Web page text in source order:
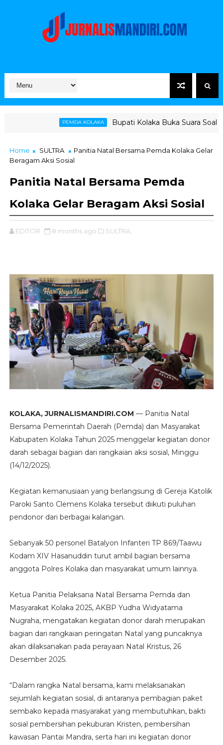
Bupati Kolaka Buka Suara Soal Ketegangan Jalur
Home SULTRA
Panitia Natal Bersama Pemda Kolaka Gelar
Beragam Aksi Sosial
Panitia Natal Bersama Pemda
Kolaka Gelar Beragam Aksi Sosial
EDITOR 8 months ago SULTRA,
KOLAKA, JURNALISMANDIRI.COM — Panitia Natal
Bersama Pemerintah Daerah (Pemda) dan Masyarakat
Kabupaten Kolaka Tahun 2025 menggelar kegiatan donor
darah sebagai bagian dari rangkaian aksi sosial, Minggu
(14/12/2025).
Kegiatan kemanusiaan yang berlangsung di Gereja Katolik
Paroki Santo Clemens Kolaka tersebut diikuti puluhan
pendonor dari berbagai kalangan.
Sebanyak 50 personel Batalyon Infanteri TP 869/Taawu
Kodam XIV Hasanuddin turut ambil bagian bersama
anggota Polres Kolaka dan masyarakat umum lainnya.
Ketua Panitia Pelaksana Natal Bersama Pemda dan
Masyarakat Kolaka 2025, AKBP Yudha Widyatama
Nugraha, mengatakan kegiatan donor darah merupakan
bagian dari rangkaian peringatan Natal yang puncaknya
akan dilaksanakan pada perayaan Natal Kristus, 26
Desember 2025.
“Dalam rangka Natal bersama, kami melaksanakan
sejumlah kegiatan sosial, di antaranya pembagian paket
sembako kepada masyarakat yang membutuhkan, bakti
sosial pembersihan pekuburan Kristen, pembersihan
kawasan Pantai Mandra, serta hari ini kegiatan donor